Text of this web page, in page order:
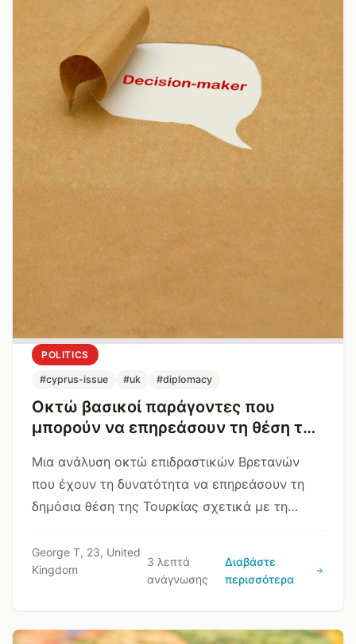
POLITICS
#cyprus-issue #uk #diplomacy
Οκτώ βασικοί παράγοντες που
μπορούν να επηρεάσουν τη θέση της
Μια ανάλυση οκτώ επιδραστικών Βρετανών
που έχουν τη δυνατότητα να επηρεάσουν τη
δημόσια θέση της Τουρκίας σχετικά με τη
George T, 23, United
Kingdom
3 λεπτά
ανάγνωσης
Διαβάστε
περισσότερα